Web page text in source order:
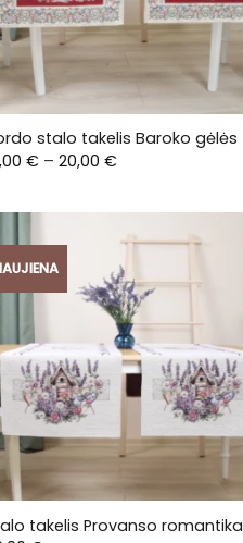
stalo takelis Baroko gėlės
€ – 20,00 €Price
takelis Provanso romantika